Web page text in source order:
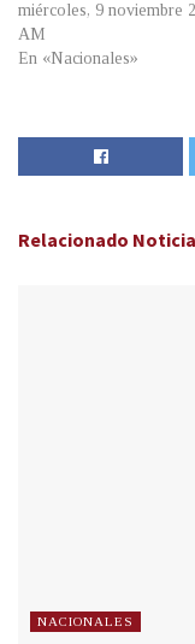
miércoles, 9 noviembre
AM
En «Nacionales»
Relacionado
NACIONALES